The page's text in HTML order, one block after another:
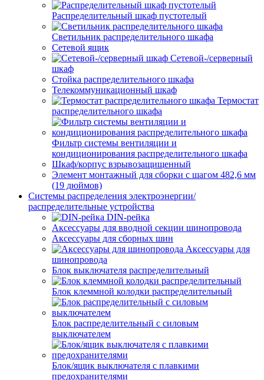
Распределительный шкаф пустотелый
Светильник распределительного шкафа
Сетевой ящик
Сетевой-/серверный
шкаф
Стойка распределительного шкафа
Телекоммуникационный шкаф
Термостат
распределительного шкафа
Фильтр системы вентиляции и
кондиционирования распределительного шкафа
Шкаф/корпус взрывозащищенный
Элемент монтажный для сборки с шагом 482,6 мм
(19 дюймов)
Системы распределения электроэнергии/
распределительные устройства
DIN-рейка
Аксессуары для вводной секции шинопровода
Аксессуары для сборных шин
Аксессуары для
шинопровода
Блок выключателя распределительный
Блок клеммной колодки распределительный
Блок распределительный с силовым
выключателем
Блок/ящик выключателя с плавкими
предохранителями